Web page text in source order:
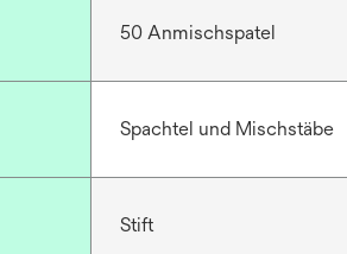
50 Anmischspatel
Spachtel und Mischstäbe
Stift